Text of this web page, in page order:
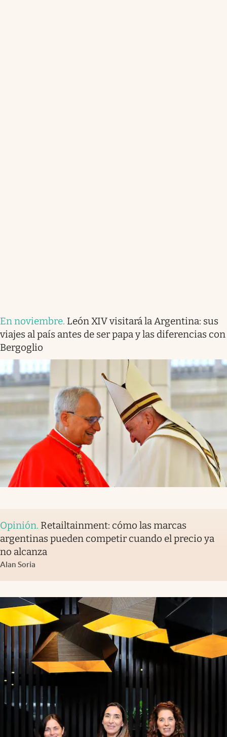
En noviembre. León XIV visitará la Argentina: sus
viajes al país antes de ser papa y las diferencias con
Bergoglio
Opinión. Retailtainment: cómo las marcas
argentinas pueden competir cuando el precio ya
no alcanza
Alan Soria